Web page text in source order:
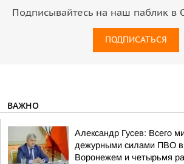
Подписывайтесь на наш паблик в
ПОДПИСАТЬСЯ
ВАЖНО
Александр Гусев: Всего
дежурными силами ПВО в
Воронежем и четырьмя